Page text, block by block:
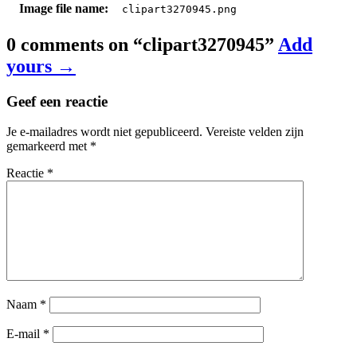
Image file name:
clipart3270945.png
0 comments on “clipart3270945” Add
yours →
Geef een reactie
Je e-mailadres wordt niet gepubliceerd. Vereiste velden zijn
gemarkeerd met *
Reactie *
Naam *
E-mail *